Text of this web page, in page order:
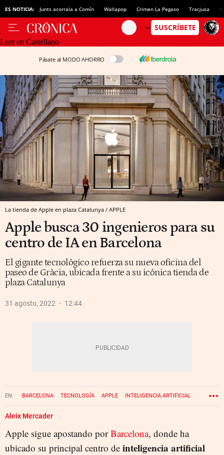
ES NOTICIA: Junts acorrala a Comín Wallapop Crimen La Pegaso Tracjusa
Leer en Castellano
Pásate al MODO AHORRO
La tienda de Apple en plaza Catalunya / APPLE
Apple busca 30 ingenieros para su
centro de IA en Barcelona
El gigante tecnológico refuerza su nueva oficina del
paseo de Gràcia, ubicada frente a su icónica tienda de
plaza Catalunya
31 agosto, 2022 12:44
BARCELONA TECNOLOGÍA APPLE INTELIGENCIA ARTIFICIAL
Aleix Mercader
Apple sigue apostando porBarcelona, donde ha
ubicado su principal centro de inteligencia artificial